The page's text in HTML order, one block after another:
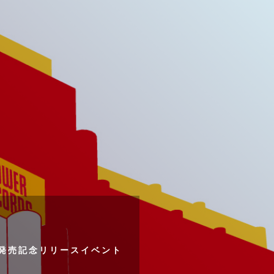
記念リリースイベント